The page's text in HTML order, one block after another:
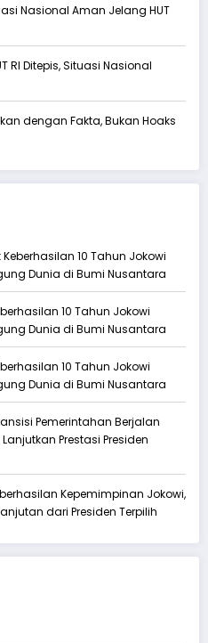
Nasional Aman Jelang HUT
RI Ditepis, Situasi Nasional
dengan Fakta, Bukan Hoaks
Keberhasilan 10 Tahun Jokowi
Dunia di Bumi Nusantara
10 Tahun Jokowi
Dunia di Bumi Nusantara
10 Tahun Jokowi
Dunia di Bumi Nusantara
Pemerintahan Berjalan
Prestasi Presiden
Kepemimpinan Jokowi,
dari Presiden Terpilih